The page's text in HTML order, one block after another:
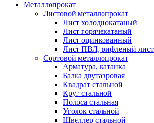
Металлопрокат
Листовой металлопрокат
Лист холоднокатаный
Лист горячекатаный
Лист оцинкованный
Лист ПВЛ, рифленый лист
Сортовой металлопрокат
Арматура, катанка
Балка двутавровая
Квадрат стальной
Круг стальной
Полоса стальная
Уголок стальной
Швеллер стальной